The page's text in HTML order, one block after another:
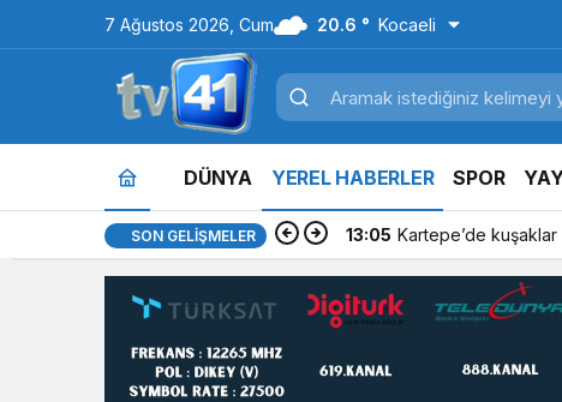
7 Ağustos 2026, Cum 20.6 ° Kocaeli
DÜNYA YEREL HABERLER SPOR
SON GELIŞMELER 13:05 Kartepe’de kuşaklar